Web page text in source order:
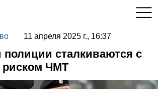
11 апреля 2025 г., 16:37
полиции сталкиваются с
ЧМТ